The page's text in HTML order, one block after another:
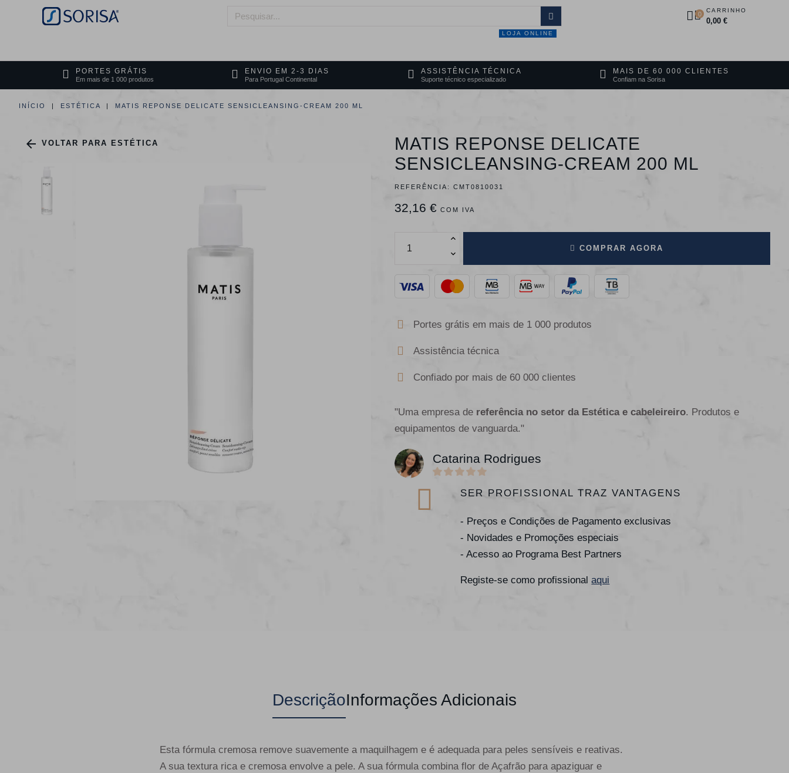
0 CARRINHO
0,00 €
LOJA ONLINE
PORTES GRÁTIS
Em mais de 1 000 produtos
ENVIO EM 2-3 DIAS
Para Portugal Continental
ASSISTÊNCIA TÉCNICA
Suporte técnico especializado
MAIS DE 60 000 CLIENTES
Confiam na Sorisa
INÍCIO ESTÉTICA MATIS REPONSE DELICATE SENSICLEANSING-CREAM 200 ML
 VOLTAR PARA ESTÉTICA
MATIS REPONSE DELICATE
SENSICLEANSING-CREAM 200 ML
REFERÊNCIA: CMT0810031
32,16 € COM IVA
COMPRAR AGORA
Portes grátis em mais de 1 000 produtos
Assistência técnica
Confiado por mais de 60 000 clientes
"Uma empresa de referência no setor da Estética e cabeleireiro. Produtos e
equipamentos de vanguarda."
Catarina Rodrigues
SER PROFISSIONAL TRAZ VANTAGENS
- Preços e Condições de Pagamento exclusivas
- Novidades e Promoções especiais
- Acesso ao Programa Best Partners
Registe-se como profissionalaqui
DescriçãoInformações Adicionais
Esta fórmula cremosa remove suavemente a maquilhagem e é adequada para peles sensíveis e reativas.
A sua textura rica e cremosa envolve a pele. A sua fórmula combina flor de Açafrão para apaziguar e